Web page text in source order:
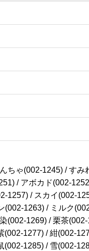
ちゃ(002-1245) / す
/ アボカド(002-
1257) / スカイ(002-
1263) / ミルク
(002-1269) / 栗茶
1277) / 紺(002-
1285) / 雪(002-